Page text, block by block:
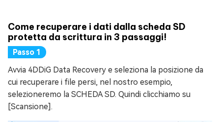
Come recuperare i dati dalla scheda SD
protetta da scrittura in 3 passaggi!
Avvia 4DDiG Data Recovery e seleziona la posizione da
cui recuperare i file persi, nel nostro esempio,
selezioneremo la SCHEDA SD. Quindi clicchiamo su
[Scansione].